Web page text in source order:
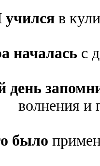
училсяв
началасьс
день
волнения и
было